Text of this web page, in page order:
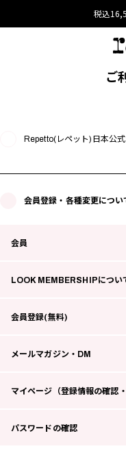
税込
ご
Repetto(レペット)日本公
会員登録・各種変更につい
会員
LOOK MEMBERSHIPについ
会員登録(無料)
メールマガジン・DM
マイページ（登録情報の確認・
パスワードの確認